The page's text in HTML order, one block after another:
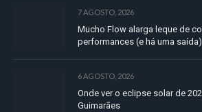
7 AGOSTO, 2026
Mucho Flow alarga leque de
performances (e há uma saída)
6 AGOSTO, 2026
Onde ver o eclipse solar de
Guimarães